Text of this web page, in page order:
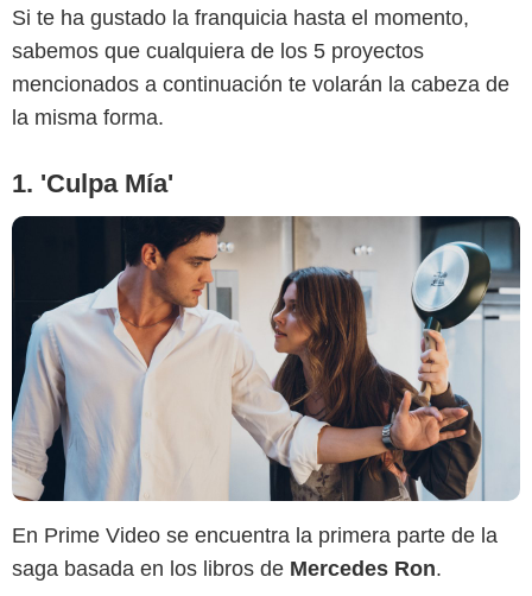
Si te ha gustado la franquicia hasta el momento,
sabemos que cualquiera de los 5 proyectos
mencionados a continuación te volarán la cabeza de
la misma forma.
1. 'Culpa Mía'
En Prime Video se encuentra la primera parte de la
saga basada en los libros de Mercedes Ron.